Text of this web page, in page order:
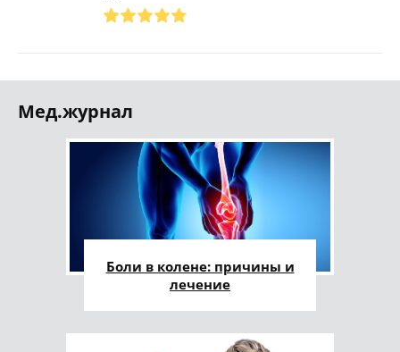
Мед.журнал
Боли в колене: причины и
лечение